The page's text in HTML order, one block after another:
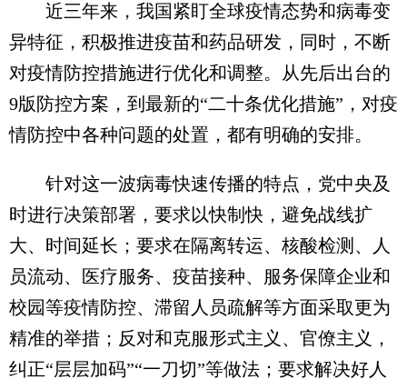
近三年来，我国紧盯全球疫情态势和病毒变
异特征，积极推进疫苗和药品研发，同时，不断
对疫情防控措施进行优化和调整。从先后出台的
9版防控方案，到最新的“二十条优化措施”，对疫
情防控中各种问题的处置，都有明确的安排。
针对这一波病毒快速传播的特点，党中央及
时进行决策部署，要求以快制快，避免战线扩
大、时间延长；要求在隔离转运、核酸检测、人
员流动、医疗服务、疫苗接种、服务保障企业和
校园等疫情防控、滞留人员疏解等方面采取更为
精准的举措；反对和克服形式主义、官僚主义，
纠正“层层加码”“一刀切”等做法；要求解决好人